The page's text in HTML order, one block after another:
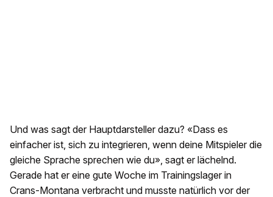
Und was sagt der Hauptdarsteller dazu? «Dass es
einfacher ist, sich zu integrieren, wenn deine Mitspieler die
gleiche Sprache sprechen wie du», sagt er lächelnd.
Gerade hat er eine gute Woche im Trainingslager in
Crans-Montana verbracht und musste natürlich vor der